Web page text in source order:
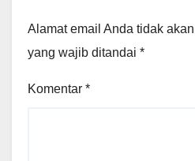
Alamat email Anda tidak
yang wajib ditandai *
Komentar *